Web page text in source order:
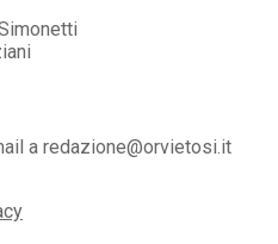
a redazione@orvietosi.it